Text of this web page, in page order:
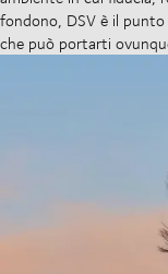
fondono, DSV è il
che può portarti